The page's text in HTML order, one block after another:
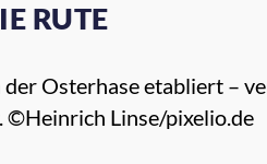
RUTE
Osterhase etabliert –
©Heinrich Linse/pixelio.de